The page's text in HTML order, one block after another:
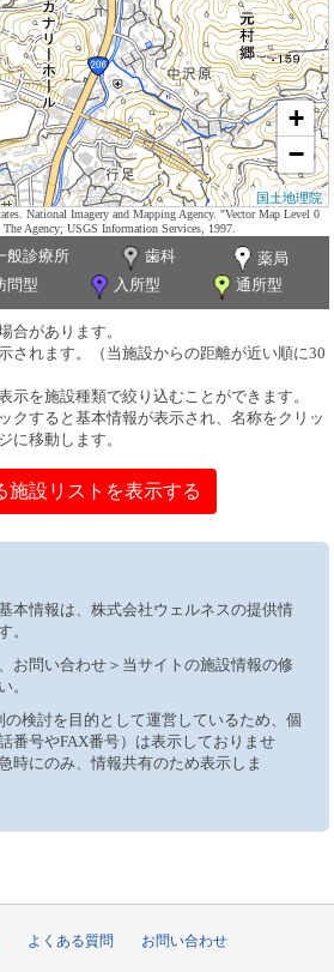
+
−
国土地理院
National Imagery and Mapping Agency. "Vector Map Level 0
Agency; USGS Information Services, 1997.
般診療所 歯科
薬局
問型
入所型 通所型
合があります。
されます。（当施設からの距離が近い順に30
示を施設種類で絞り込むことができます。
クすると基本情報が表示され、名称をクリッ
に移動します。
施設リストを表示する
本情報は、株式会社ウェルネスの提供情
。
お問い合わせ＞当サイトの施設情報の修
。
の検討を目的として運営しているため、個
番号やFAX番号）は表示しておりませ
時にのみ、情報共有のため表示しま
よくある質問 お問い合わせ